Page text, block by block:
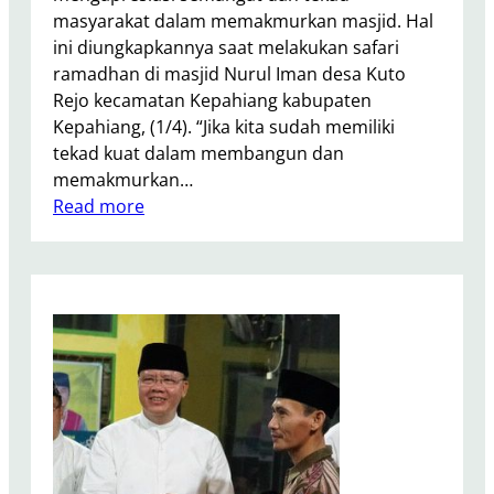
B
e
n
g
k
u
l
u
:
m
a
h
a
m
masyarakat dalam memakmurkan masjid. Hal
ini diungkapkannya saat melakukan safari
ramadhan di masjid Nurul Iman desa Kuto
Rejo kecamatan Kepahiang kabupaten
Kepahiang, (1/4). “Jika kita sudah memiliki
tekad kuat dalam membangun dan
memakmurkan…
Read more:
e
r
n
u
r